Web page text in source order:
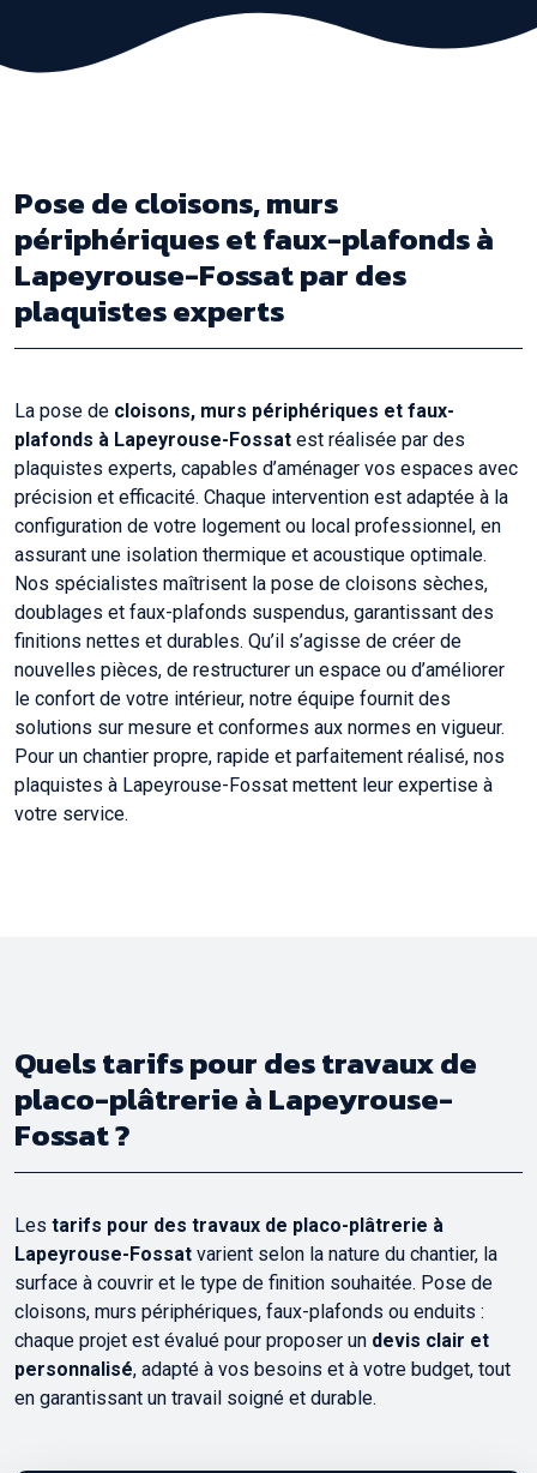
Pose de cloisons, murs
périphériques et faux-plafonds à
Lapeyrouse-Fossat par des
plaquistes experts
La pose de cloisons, murs périphériques et faux-
plafonds à Lapeyrouse-Fossat est réalisée par des
plaquistes experts, capables d’aménager vos espaces avec
précision et efficacité. Chaque intervention est adaptée à la
configuration de votre logement ou local professionnel, en
assurant une isolation thermique et acoustique optimale.
Nos spécialistes maîtrisent la pose de cloisons sèches,
doublages et faux-plafonds suspendus, garantissant des
finitions nettes et durables. Qu’il s’agisse de créer de
nouvelles pièces, de restructurer un espace ou d’améliorer
le confort de votre intérieur, notre équipe fournit des
solutions sur mesure et conformes aux normes en vigueur.
Pour un chantier propre, rapide et parfaitement réalisé, nos
plaquistes à Lapeyrouse-Fossat mettent leur expertise à
votre service.
Quels tarifs pour des travaux de
placo-plâtrerie à Lapeyrouse-
Fossat ?
Les tarifs pour des travaux de placo-plâtrerie à
Lapeyrouse-Fossat varient selon la nature du chantier, la
surface à couvrir et le type de finition souhaitée. Pose de
cloisons, murs périphériques, faux-plafonds ou enduits :
chaque projet est évalué pour proposer un devis clair et
personnalisé, adapté à vos besoins et à votre budget, tout
en garantissant un travail soigné et durable.